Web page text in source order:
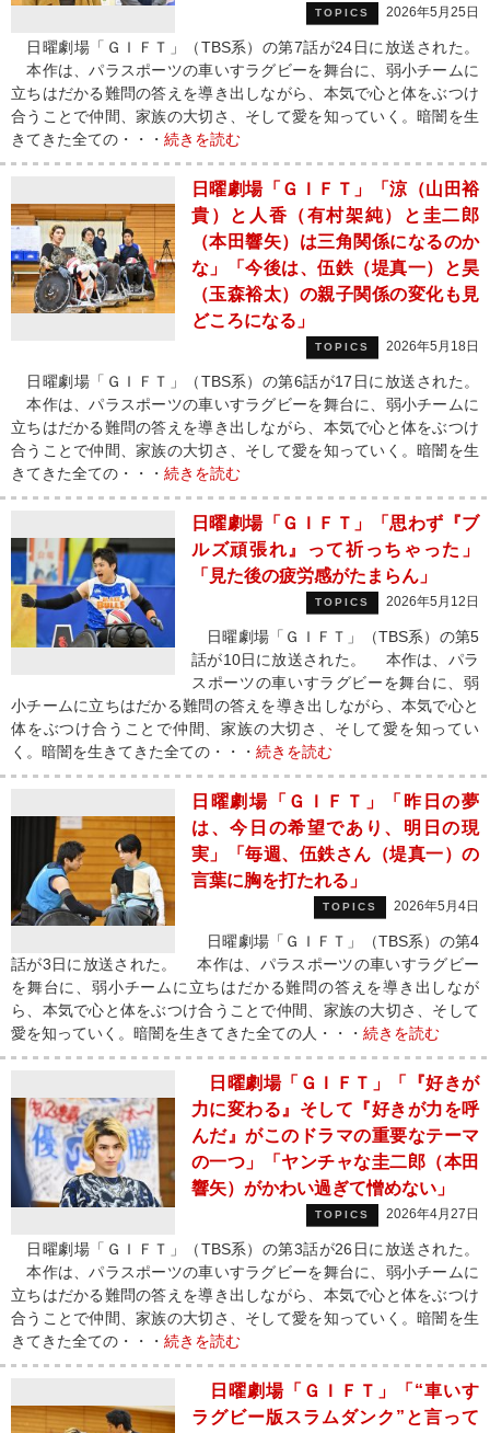
TOPICS 2026年5月25日
日曜劇場「ＧＩＦＴ」（TBS系）の第7話が24日に放送された。
本作は、パラスポーツの車いすラグビーを舞台に、弱小チームに
立ちはだかる難問の答えを導き出しながら、本気で心と体をぶつけ
合うことで仲間、家族の大切さ、そして愛を知っていく。暗闇を生
きてきた全ての・・・ 続きを読む
日曜劇場「ＧＩＦＴ」「涼（山田裕
貴）と人香（有村架純）と圭二郎
（本田響矢）は三角関係になるのか
な」「今後は、伍鉄（堤真一）と昊
（玉森裕太）の親子関係の変化も見
どころになる」
TOPICS 2026年5月18日
日曜劇場「ＧＩＦＴ」（TBS系）の第6話が17日に放送された。
本作は、パラスポーツの車いすラグビーを舞台に、弱小チームに
立ちはだかる難問の答えを導き出しながら、本気で心と体をぶつけ
合うことで仲間、家族の大切さ、そして愛を知っていく。暗闇を生
きてきた全ての・・・ 続きを読む
日曜劇場「ＧＩＦＴ」「思わず『ブ
ルズ頑張れ』って祈っちゃった」
「見た後の疲労感がたまらん」
TOPICS 2026年5月12日
日曜劇場「ＧＩＦＴ」（TBS系）の第5
話が10日に放送された。 本作は、パラ
スポーツの車いすラグビーを舞台に、弱
小チームに立ちはだかる難問の答えを導き出しながら、本気で心と
体をぶつけ合うことで仲間、家族の大切さ、そして愛を知ってい
く。暗闇を生きてきた全ての・・・ 続きを読む
日曜劇場「ＧＩＦＴ」「昨日の夢
は、今日の希望であり、明日の現
実」「毎週、伍鉄さん（堤真一）の
言葉に胸を打たれる」
TOPICS 2026年5月4日
日曜劇場「ＧＩＦＴ」（TBS系）の第4
話が3日に放送された。 本作は、パラスポーツの車いすラグビー
を舞台に、弱小チームに立ちはだかる難問の答えを導き出しなが
ら、本気で心と体をぶつけ合うことで仲間、家族の大切さ、そして
愛を知っていく。暗闇を生きてきた全ての人・・・ 続きを読む
日曜劇場「ＧＩＦＴ」「『好きが
力に変わる』そして『好きが力を呼
んだ』がこのドラマの重要なテーマ
の一つ」「ヤンチャな圭二郎（本田
響矢）がかわい過ぎて憎めない」
TOPICS 2026年4月27日
日曜劇場「ＧＩＦＴ」（TBS系）の第3話が26日に放送された。
本作は、パラスポーツの車いすラグビーを舞台に、弱小チームに
立ちはだかる難問の答えを導き出しながら、本気で心と体をぶつけ
合うことで仲間、家族の大切さ、そして愛を知っていく。暗闇を生
きてきた全ての・・・ 続きを読む
日曜劇場「ＧＩＦＴ」「“車いす
ラグビー版スラムダンク”と言って